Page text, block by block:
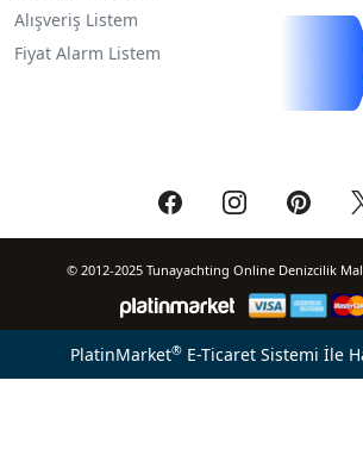
Alışveriş Listem
Fiyat Alarm Listem
© 2012-2025 Tunayachting Online Denizcilik
PlatinMarket®E-Ticaret Sistemi İle